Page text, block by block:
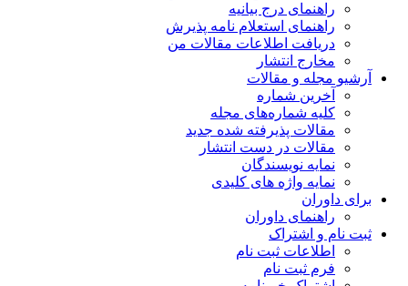
راهنمای درج بیانیه
راهنمای استعلام نامه پذیرش
دریافت اطلاعات مقالات من
مخارج انتشار
آرشیو مجله و مقالات
آخرین شماره
کلیه شماره‌های مجله
مقالات پذیرفته شده جدید
مقالات در دست انتشار
نمایه نویسندگان
نمایه واژه های کلیدی
برای داوران
راهنمای داوران
ثبت نام و اشتراک
اطلاعات ثبت نام
فرم ثبت نام